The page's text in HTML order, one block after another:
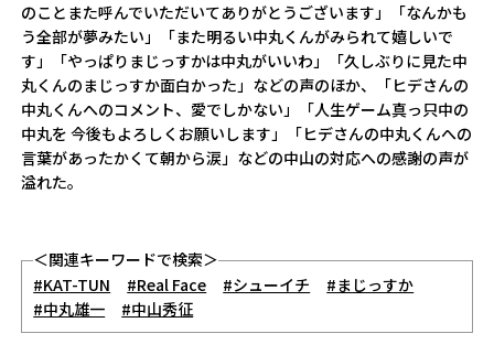
のことまた呼んでいただいてありがとうございます」「なんかも
う全部が夢みたい」「また明るい中丸くんがみられて嬉しいで
す」「やっぱりまじっすかは中丸がいいわ」「久しぶりに見た中
丸くんのまじっすか面白かった」などの声のほか、「ヒデさんの
中丸くんへのコメント、愛でしかない」「人生ゲーム真っ只中の
中丸を 今後もよろしくお願いします」「ヒデさんの中丸くんへの
言葉があったかくて朝から涙」などの中山の対応への感謝の声が
溢れた。
＜関連キーワードで検索＞
#KAT-TUN
#Real Face #シューイチ
#まじっすか
#中丸雄一
#中山秀征